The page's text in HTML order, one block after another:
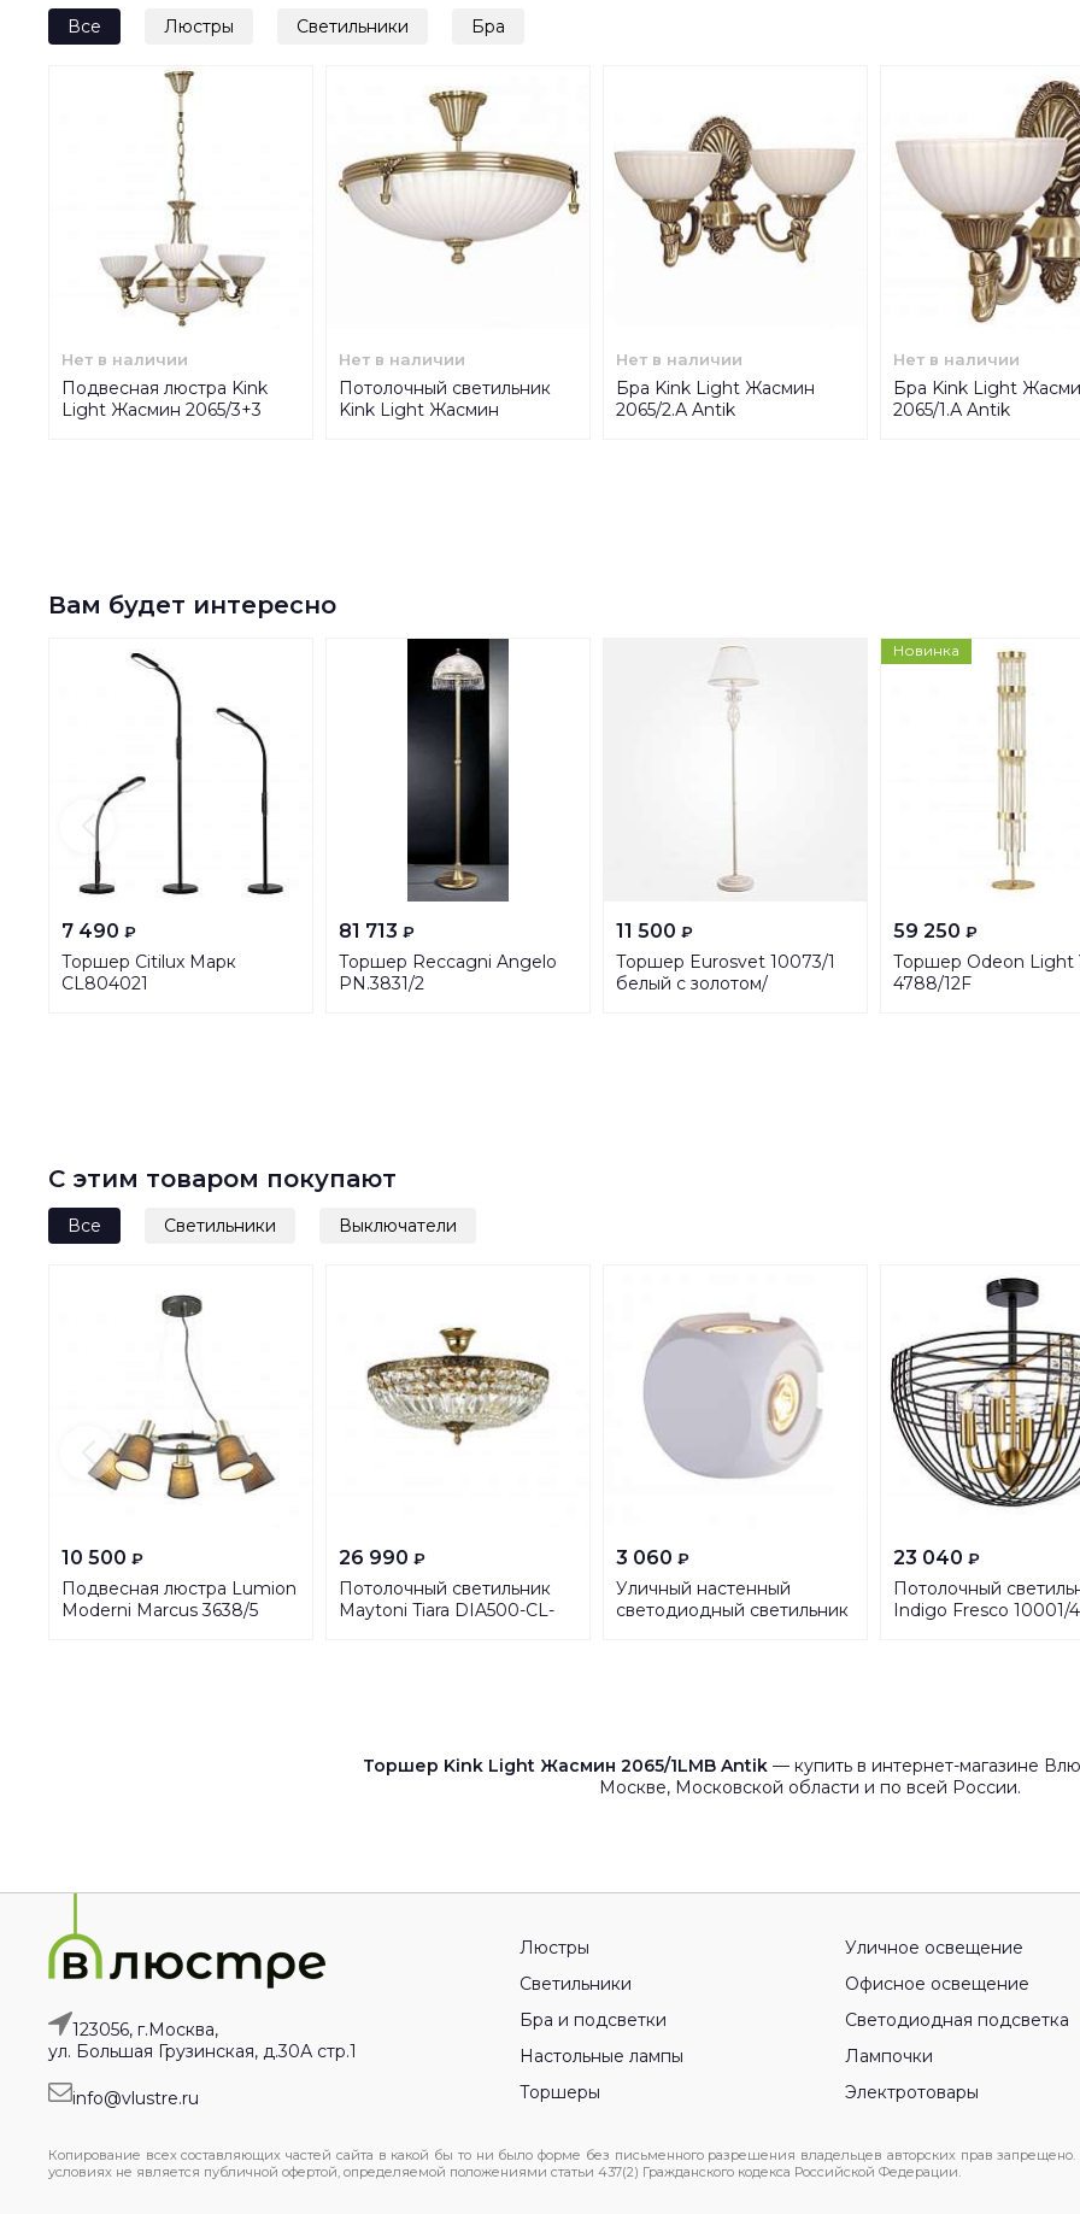
Все Люстры Светильники Бра
Нет в наличии
Подвесная люстра Kink
Light Жасмин 2065/3+3
Нет в наличии
Потолочный светильник
Kink Light Жасмин
Нет в наличии
Бра Kink Light Жасмин
2065/2.А Antik
Нет в наличии
Бра Kink Light
2065/1.А Antik
Вам будет интересно
7 490 ₽
Торшер Citilux Марк
CL804021
81 713 ₽
Торшер Reccagni Angelo
PN.3831/2
11 500 ₽
Торшер Eurosvet 10073/1
белый с золотом/
Новинка
59 250 ₽
Торшер Odeon Light
4788/12F
С этим товаром покупают
Все Светильники Выключатели
10 500 ₽
Подвесная люстра Lumion
Moderni Marcus 3638/5
26 990 ₽
Потолочный светильник
Maytoni Tiara DIA500-CL-
3 060 ₽
Уличный настенный
светодиодный светильник
23 040 ₽
Потолочный
Indigo Fresco 10001/
Торшер Kink Light Жасмин 2065/1LMB Antik— купить в интернет-магазине
Москве, Московской области и по всей России.
123056, г.Москва,
ул. Большая Грузинская, д.30А стр.1
info@vlustre.ru
Люстры
Светильники
Бра и подсветки
Настольные лампы
Торшеры
Уличное освещение
Офисное освещение
Светодиодная подсветка
Лампочки
Электротовары
Копирование всех составляющих частей сайта в какой бы то ни было форме без письменного разрешения владельцев авторских прав
условиях не является публичной офертой, определяемой положениями статьи 437(2) Гражданского кодекса Российской Федерации.